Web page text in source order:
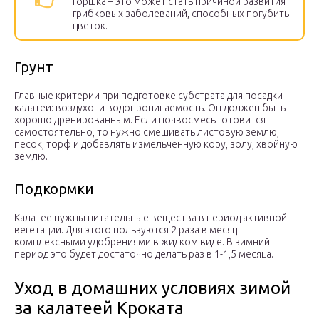
грибковых заболеваний, способных погубить
цветок.
Грунт
Главные критерии при подготовке субстрата для посадки
калатеи: воздухо- и водопроницаемость. Он должен быть
хорошо дренированным. Если почвосмесь готовится
самостоятельно, то нужно смешивать листовую землю,
песок, торф и добавлять измельчённую кору, золу, хвойную
землю.
Подкормки
Калатее нужны питательные вещества в период активной
вегетации. Для этого пользуются 2 раза в месяц
комплексными удобрениями в жидком виде. В зимний
период это будет достаточно делать раз в 1-1,5 месяца.
Уход в домашних условиях зимой
за калатеей Кроката